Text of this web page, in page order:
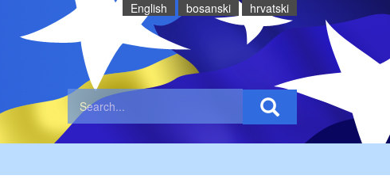
English bosanski hrvatski